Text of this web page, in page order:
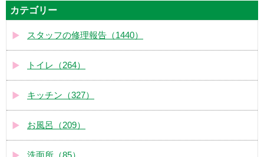
カテゴリー
スタッフの修理報告（1440）
トイレ（264）
キッチン（327）
お風呂（209）